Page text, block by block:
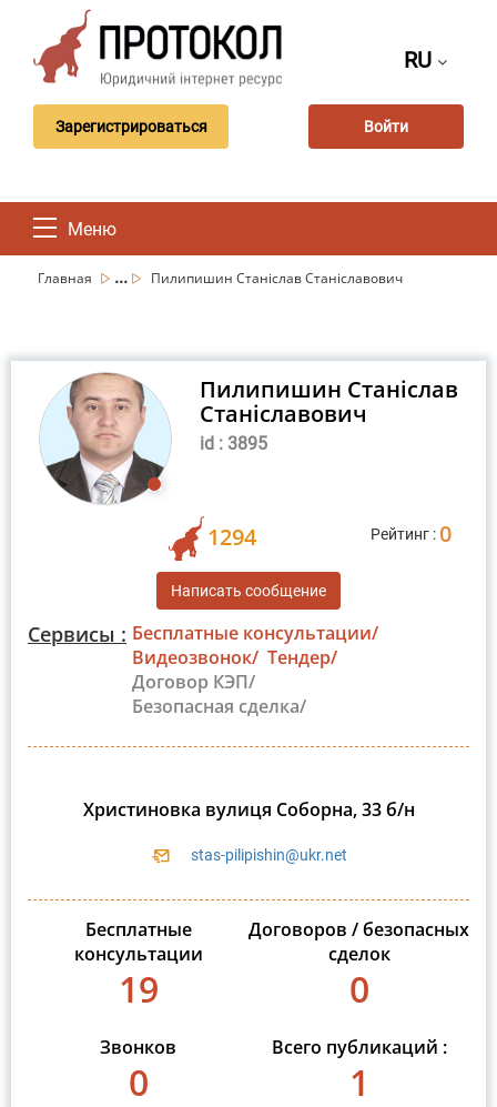
RU
Зарегистрироваться Войти
Меню
Главная ... Пилипишин Станіслав Станіславович
Пилипишин Станіслав
Станіславович
id : 3895
1294 Рейтинг : 0
Написать сообщение
Сервисы : Бесплатные консультации/
Видеозвонок/ Тендер/
Договор КЭП/
Безопасная сделка/
Христиновка вулиця Соборна, 33 б/н
stas-pilipishin@ukr.net
Бесплатные
консультации
19
Звонков
0
Договоров / безопасных
сделок
0
Всего публикаций :
1